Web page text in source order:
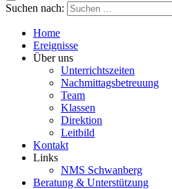
Suchen nach:
Home
Ereignisse
Über uns
Unterrichtszeiten
Nachmittagsbetreuung
Team
Klassen
Direktion
Leitbild
Kontakt
Links
NMS Schwanberg
Beratung & Unterstützung